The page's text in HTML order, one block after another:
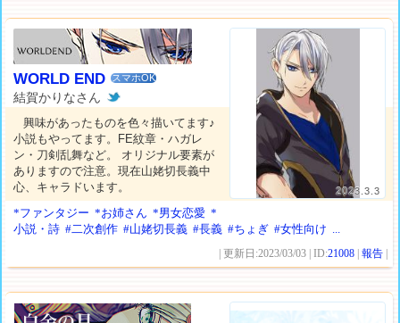
2023.3.3
WORLD END スマホOK
結賀かりなさん
興味があったものを色々描いてます♪
小説もやってます。FE紋章・ハガレ
ン・刀剣乱舞など。 オリジナル要素が
ありますので注意。現在山姥切長義中
心、キャラドいます。
*ファンタジー *お姉さん *男女恋愛 *
小説・詩 #二次創作 #山姥切長義 #長義 #ちょぎ #女性向け ...
| 更新日:2023/03/03 | ID:21008 |報告